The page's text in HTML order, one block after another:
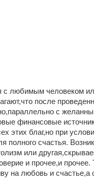
с любимым человеком
после
с
финансовые
этих благ,но при
полного счастья.
или
и прочее,и
на любовь и